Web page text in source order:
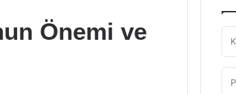
Önemi ve